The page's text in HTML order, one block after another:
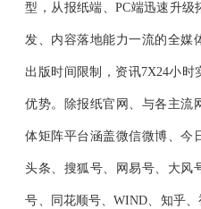
型，从报纸端、PC端迅速升
发、内容落地能力一流的全媒
出版时间限制，资讯7X24小
优势。除报纸官网、与各主流
体矩阵平台涵盖微信微博、今
头条、搜狐号、网易号、大风
号、同花顺号、WIND、知乎